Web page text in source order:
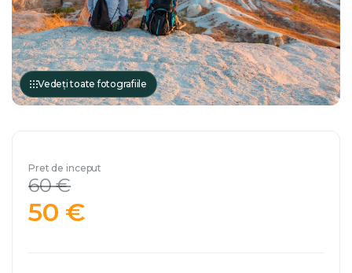
Vedeți toate fotografiile
Pret de inceput
60 €
50 €